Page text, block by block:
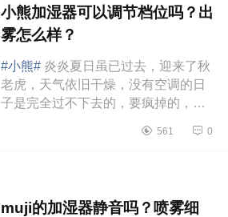
小熊加湿器可以调节档位吗？出
雾怎么样？
#小熊# 炎炎夏日虽已过去，迎来了秋
老虎，天气依旧干燥，没有空调的日
子是完全过不下去的，要疯掉的，唯
太干燥了，要么嗓子疼，要么鼻...
561 0
muji的加湿器静音吗？喷雾细